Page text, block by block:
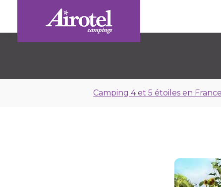
Camping 4 et 5 étoiles en France